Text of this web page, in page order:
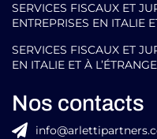
SERVICES FISCAUX ET
ENTREPRISES EN ITALIE
SERVICES FISCAUX ET
EN ITALIE ET À
Nos contacts